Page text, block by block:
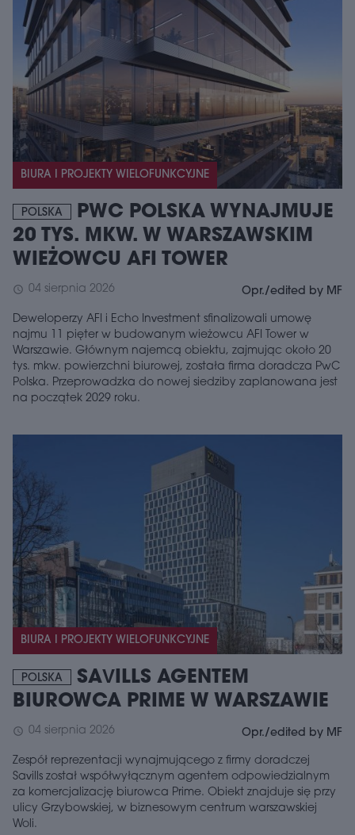
BIURA I PROJEKTY WIELOFUNKCYJNE
POLSKA
PWC POLSKA WYNAJMUJE
20 TYS. MKW. W WARSZAWSKIM
WIEŻOWCU AFI TOWER
schedule 04 sierpnia 2026 Opr./edited by MF
Deweloperzy AFI i Echo Investment sfinalizowali umowę
najmu 11 pięter w budowanym wieżowcu AFI Tower w
Warszawie. Głównym najemcą obiektu, zajmując około 20
tys. mkw. powierzchni biurowej, została firma doradcza PwC
Polska. Przeprowadzka do nowej siedziby zaplanowana jest
na początek 2029 roku.
BIURA I PROJEKTY WIELOFUNKCYJNE
POLSKA
SAVILLS AGENTEM
BIUROWCA PRIME W WARSZAWIE
schedule 04 sierpnia 2026 Opr./edited by MF
Zespół reprezentacji wynajmującego z firmy doradczej
Savills został współwyłącznym agentem odpowiedzialnym
za komercjalizację biurowca Prime. Obiekt znajduje się przy
ulicy Grzybowskiej, w biznesowym centrum warszawskiej
Woli.